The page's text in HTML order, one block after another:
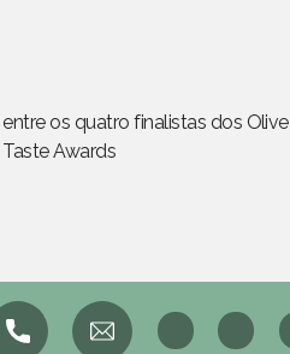
os quatro finalistas dos Olive
Awards